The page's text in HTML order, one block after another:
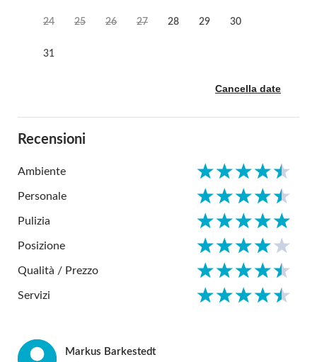
24 25 26 27 28 29 30
31
Cancella date
Recensioni
Ambiente
Personale
Pulizia
Posizione
Qualità / Prezzo
Servizi
Markus Barkestedt